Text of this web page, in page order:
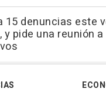
15 denuncias este
y pide una reunión